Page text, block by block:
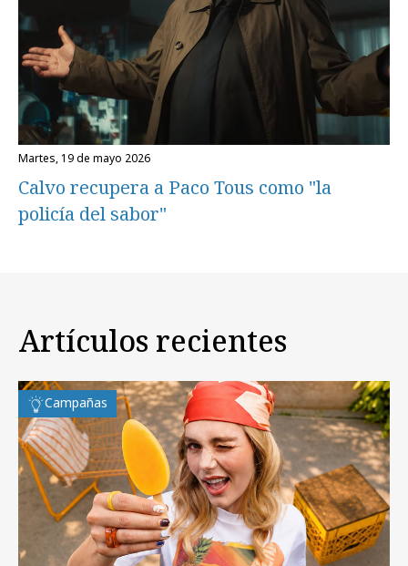
martes, 19 de mayo 2026
Calvo recupera a Paco Tous como "la
policía del sabor"
Artículos recientes
Campañas